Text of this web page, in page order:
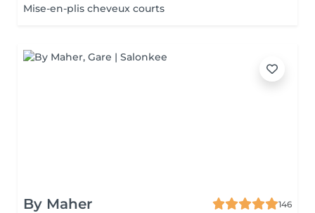
Mise-en-plis cheveux courts
By Maher
146